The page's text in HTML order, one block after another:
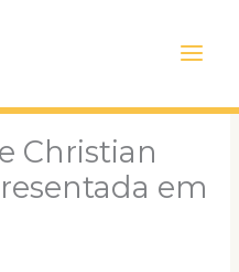
Menu
Christian
em